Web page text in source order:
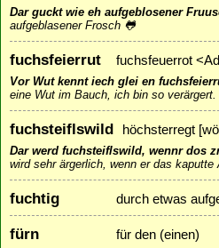
Dar guckt wie eh aufgeblosener
aufgeblasener Frosch 🐸
fuchsfeierrut fuchsfeuerrot
Vor Wut kennt iech glei en
eine Wut im Bauch, ich bin so verärgert.
fuchsteiflswild höchsterregt
Dar werd fuchsteiflswild, wennr dos
wird sehr ärgerlich, wenn er das kaputte
fuchtig durch etwas
fürn für den (einen)